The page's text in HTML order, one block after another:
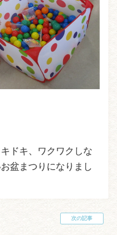
ドキ、ワクワクしな
盆まつりになりまし
次の記事